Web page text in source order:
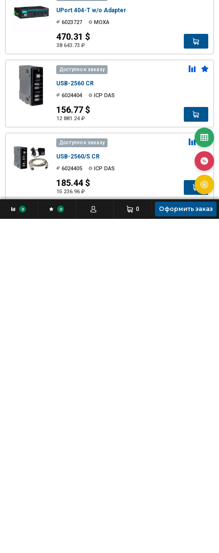
UPort 404-T w/o Adapter
6023727 MOXA
470.31 $
38 643.73 ₽
Доступно к заказу
USB-2560 CR
6024404 ICP DAS
156.77 $
12 881.24 ₽
Доступно к заказу
USB-2560/S CR
6024405 ICP DAS
185.44 $
15 236.96 ₽
0 0 0 Оформить заказ